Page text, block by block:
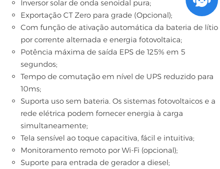
Inversor solar de onda senoidal pura;
Exportação CT Zero para grade (Opcional);
Com função de ativação automática da bateria de lítio
por corrente alternada e energia fotovoltaica;
Potência máxima de saída EPS de 125% em 5
segundos;
Tempo de comutação em nível de UPS reduzido para
10ms;
Suporta uso sem bateria. Os sistemas fotovoltaicos e a
rede elétrica podem fornecer energia à carga
simultaneamente;
Tela sensível ao toque capacitiva, fácil e intuitiva;
Monitoramento remoto por Wi-Fi (opcional);
Suporte para entrada de gerador a diesel;